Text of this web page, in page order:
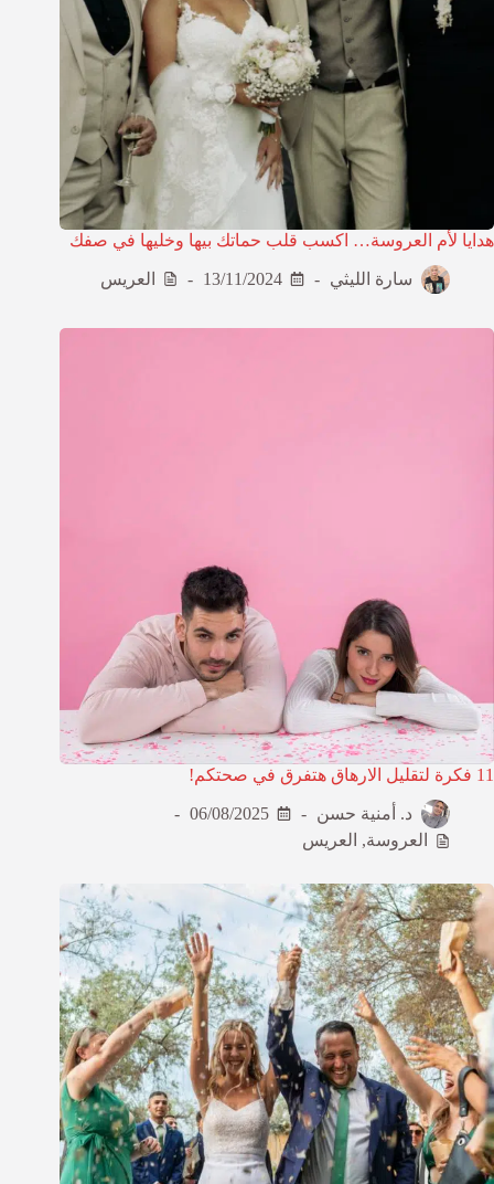
هدايا لأم العروسة… اكسب قلب حماتك بيها وخليها في صفك
سارة الليثي 13/11/2024 العريس
11 فكرة لتقليل الارهاق هتفرق في صحتكم!
د. أمنية حسن
06/08/2025
العروسة, العريس